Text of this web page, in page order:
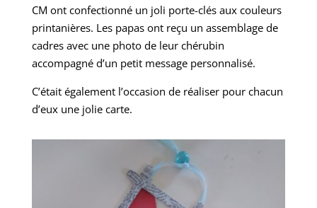
CM ont confectionné un joli porte-clés aux couleurs
printanières. Les papas ont reçu un assemblage de
cadres avec une photo de leur chérubin
accompagné d’un petit message personnalisé.
C’était également l’occasion de réaliser pour chacun
d’eux une jolie carte.